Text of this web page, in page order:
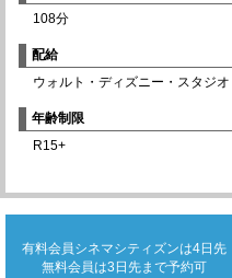
108分
配給
ウォルト・ディズニー・スタジ
年齢制限
R15+
有料会員シネマシティズンは4日先
無料会員は3日先まで予約可